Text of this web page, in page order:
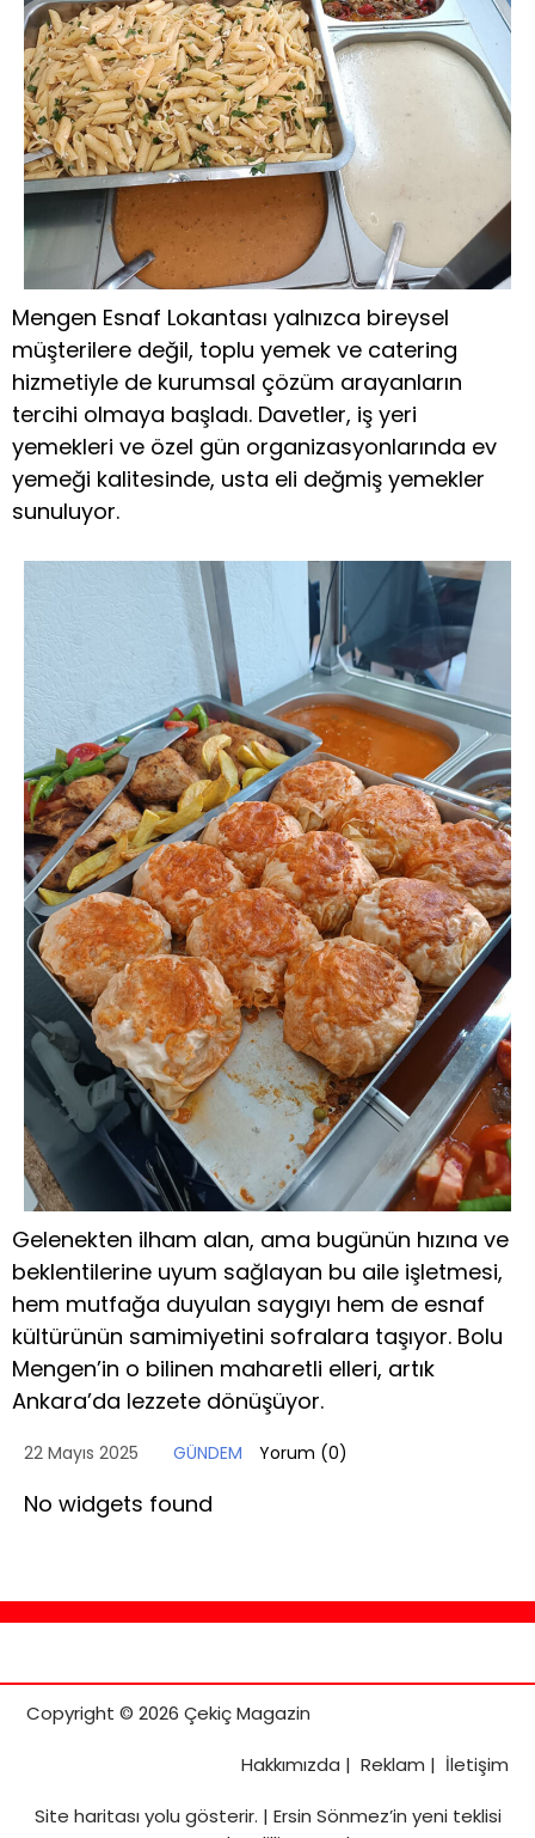
Mengen Esnaf Lokantası yalnızca bireysel
müşterilere değil, toplu yemek ve catering
hizmetiyle de kurumsal çözüm arayanların
tercihi olmaya başladı. Davetler, iş yeri
yemekleri ve özel gün organizasyonlarında ev
yemeği kalitesinde, usta eli değmiş yemekler
sunuluyor.
Gelenekten ilham alan, ama bugünün hızına ve
beklentilerine uyum sağlayan bu aile işletmesi,
hem mutfağa duyulan saygıyı hem de esnaf
kültürünün samimiyetini sofralara taşıyor. Bolu
Mengen’in o bilinen maharetli elleri, artık
Ankara’da lezzete dönüşüyor.
22 Mayıs 2025 GÜNDEM Yorum (0)
No widgets found
Copyright © 2026 Çekiç Magazin
Hakkımızda | Reklam | İletişim
Site haritasıyolu gösterir. | Ersin Sönmez’in yeni teklisi